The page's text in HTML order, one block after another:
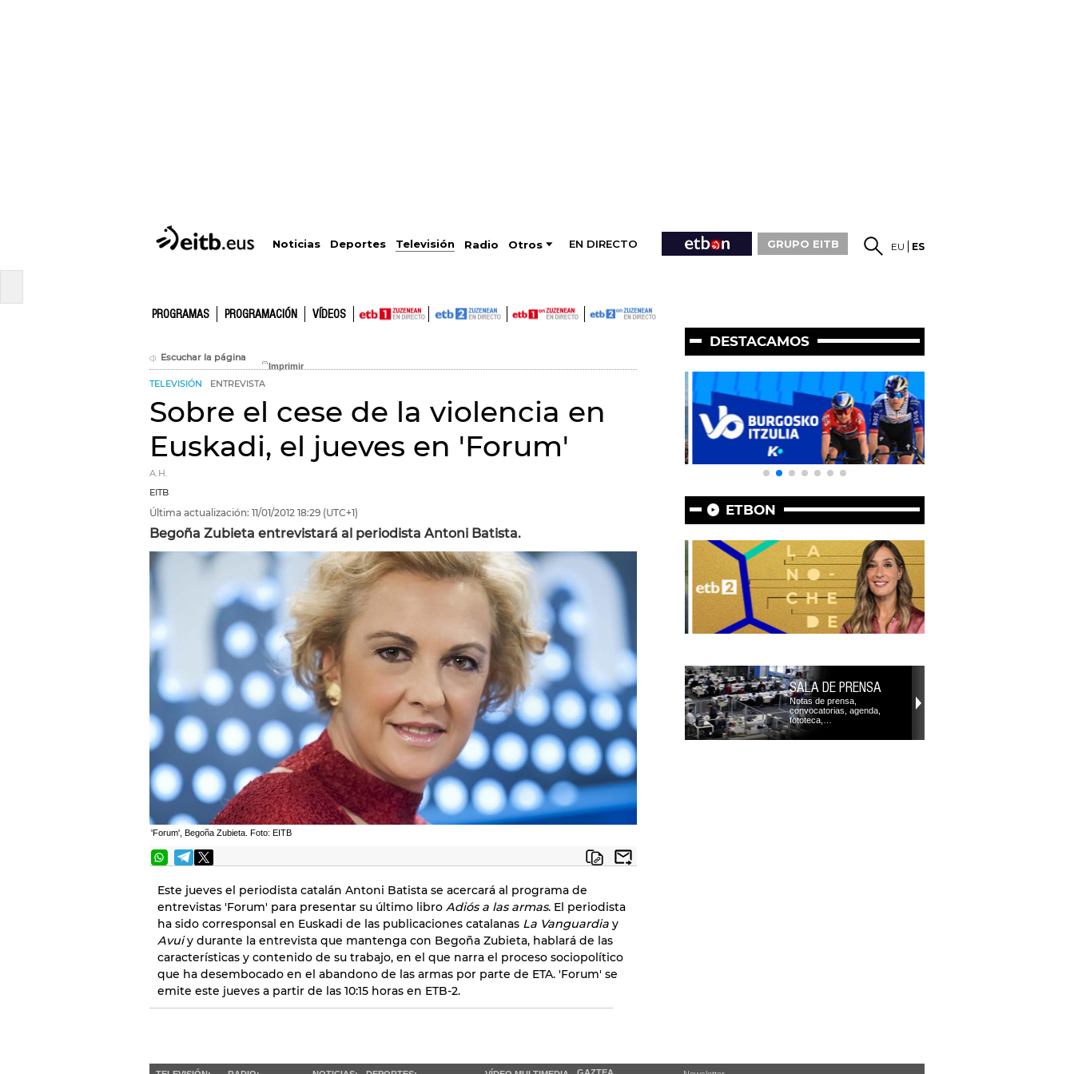
Noticias Deportes Televisión Radio Otros EN DIRECTO GRUPO EITB EU ES
PROGRAMAS PROGRAMACIÓN VÍDEOS
Escuchar la página
TELEVISIÓN ENTREVISTA
Sobre el cese de la violencia en
Euskadi, el jueves en 'Forum'
A.H.
EITB
Última actualización: 11/01/2012 18:29 (UTC+1)
Begoña Zubieta entrevistará al periodista Antoni Batista.
'Forum', Begoña Zubieta. Foto: EITB
Este jueves el periodista catalán Antoni Batista se acercará al programa de
entrevistas 'Forum' para presentar su último libro Adiós a las armas. El periodista
ha sido corresponsal en Euskadi de las publicaciones catalanas La Vanguardia y
Avuiy durante la entrevista que mantenga con Begoña Zubieta, hablará de las
características y contenido de su trabajo, en el que narra el proceso sociopolítico
que ha desembocado en el abandono de las armas por parte de ETA. 'Forum' se
emite este jueves a partir de las 10:15 horas en ETB-2.
DESTACAMOS
ETBON
SALA DE PRENSA
Notas de prensa,
convocatorias, agenda,
fototeca,…